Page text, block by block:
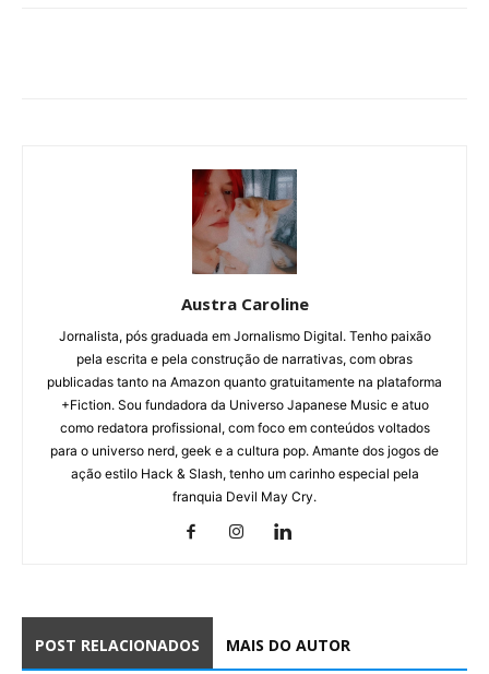
Austra Caroline
Jornalista, pós graduada em Jornalismo Digital. Tenho paixão
pela escrita e pela construção de narrativas, com obras
publicadas tanto na Amazon quanto gratuitamente na plataforma
+Fiction. Sou fundadora da Universo Japanese Music e atuo
como redatora profissional, com foco em conteúdos voltados
para o universo nerd, geek e a cultura pop. Amante dos jogos de
ação estilo Hack & Slash, tenho um carinho especial pela
franquia Devil May Cry.
POST RELACIONADOS MAIS DO AUTOR